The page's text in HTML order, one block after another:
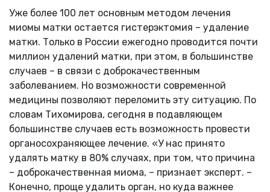
Уже более 100 лет основным методом лечения
миомы матки остается гистерэктомия – удаление
матки. Только в России ежегодно проводится почти
миллион удалений матки, при этом, в большинстве
случаев – в связи с доброкачественным
заболеванием. Но возможности современной
медицины позволяют переломить эту ситуацию. По
словам Тихомирова, сегодня в подавляющем
большинстве случаев есть возможность провести
органосохраняющее лечение. «У нас принято
удалять матку в 80% случаях, при том, что причина
– доброкачественная миома, – признает эксперт. –
Конечно, проще удалить орган, но куда важнее